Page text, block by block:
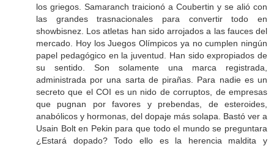
los griegos. Samaranch traicionó a Coubertin y se alió con
las grandes trasnacionales para convertir todo en
showbisnez. Los atletas han sido arrojados a las fauces del
mercado. Hoy los Juegos Olímpicos ya no cumplen ningún
papel pedagógico en la juventud. Han sido expropiados de
su sentido. Son solamente una marca registrada,
administrada por una sarta de pirañas. Para nadie es un
secreto que el COI es un nido de corruptos, de empresas
que pugnan por favores y prebendas, de esteroides,
anabólicos y hormonas, del dopaje más solapa. Bastó ver a
Usain Bolt en Pekin para que todo el mundo se preguntara
¿Estará dopado? Todo ello es la herencia maldita y